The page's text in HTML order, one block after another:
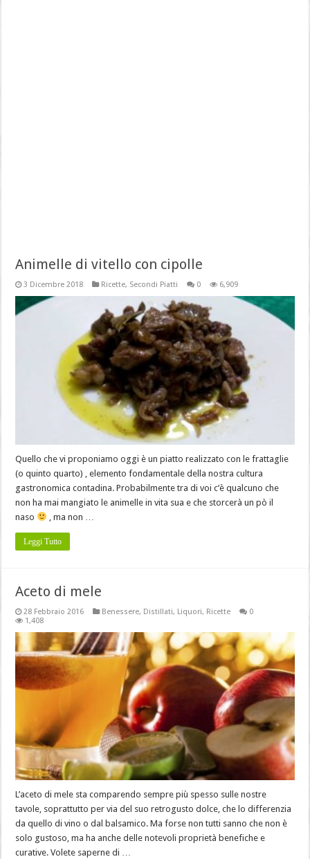
Animelle di vitello con cipolle
3 Dicembre 2018 Ricette, Secondi Piatti 0 6,909
Quello che vi proponiamo oggi è un piatto realizzato con le frattaglie
(o quinto quarto) , elemento fondamentale della nostra cultura
gastronomica contadina. Probabilmente tra di voi c’è qualcuno che
non ha mai mangiato le animelle in vita sua e che storcerà un pò il
naso
, ma non …
Leggi Tutto
Aceto di mele
28 Febbraio 2016 Benessere, Distillati, Liquori, Ricette
0
1,408
L’aceto di mele sta comparendo sempre più spesso sulle nostre
tavole, soprattutto per via del suo retrogusto dolce, che lo differenzia
da quello di vino o dal balsamico. Ma forse non tutti sanno che non è
solo gustoso, ma ha anche delle notevoli proprietà benefiche e
curative. Volete saperne di …